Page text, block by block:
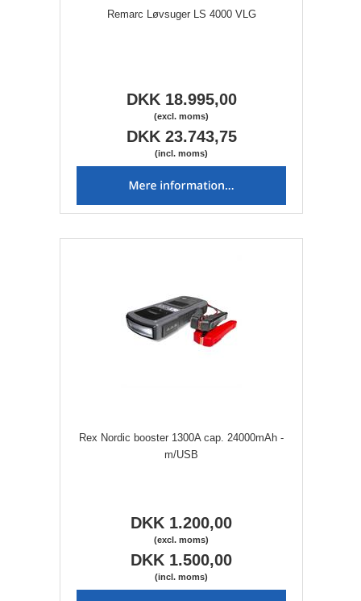
Remarc Løvsuger LS 4000 VLG
DKK 18.995,00
(excl. moms)
DKK 23.743,75
(incl. moms)
Rex Nordic booster 1300A cap. 24000mAh -
m/USB
DKK 1.200,00
(excl. moms)
DKK 1.500,00
(incl. moms)